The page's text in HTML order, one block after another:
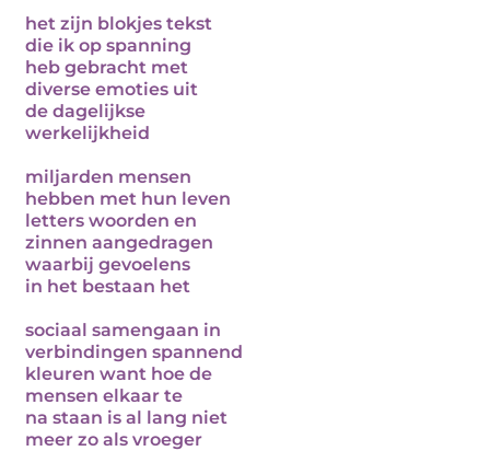
het zijn blokjes tekst
die ik op spanning
heb gebracht met
diverse emoties uit
de dagelijkse
werkelijkheid
miljarden mensen
hebben met hun leven
letters woorden en
zinnen aangedragen
waarbij gevoelens
in het bestaan het
sociaal samengaan in
verbindingen spannend
kleuren want hoe de
mensen elkaar te
na staan is al lang niet
meer zo als vroeger